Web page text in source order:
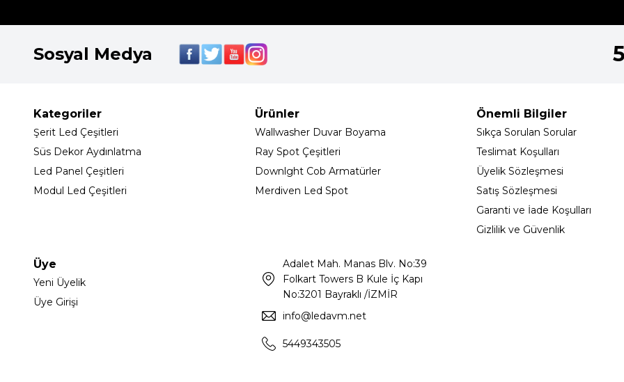
Sosyal Medya
Kategoriler
Şerit Led Çeşitleri
Süs Dekor Aydınlatma
Led Panel Çeşitleri
Modul Led Çeşitleri
Ürünler
Wallwasher Duvar Boyama
Ray Spot Çeşitleri
Downlght Cob Armatürler
Merdiven Led Spot
Önemli Bilgiler
Sıkça Sorulan Sorular
Teslimat Koşulları
Üyelik Sözleşmesi
Satış Sözleşmesi
Garanti ve İade Koşulları
Gizlilik ve Güvenlik
Üye
Yeni Üyelik
Üye Girişi
Adalet Mah. Manas Blv. No:39
Folkart Towers B Kule İç Kapı
No:3201 Bayraklı /İZMİR
info@ledavm.net
5449343505